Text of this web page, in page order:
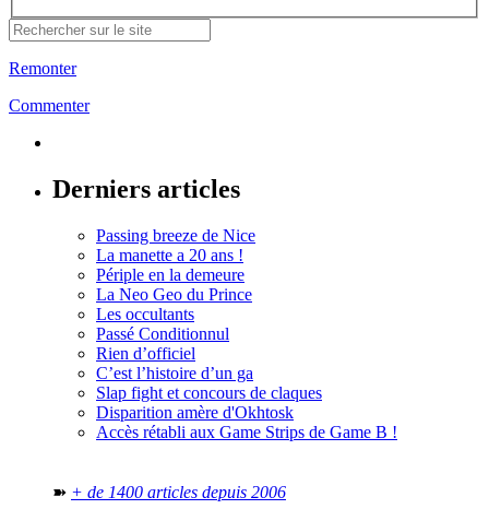
Remonter
Commenter
Derniers articles
Passing breeze de Nice
La manette a 20 ans !
Périple en la demeure
La Neo Geo du Prince
Les occultants
Passé Conditionnul
Rien d’officiel
C’est l’histoire d’un ga
Slap fight et concours de claques
Disparition amère d'Okhtosk
Accès rétabli aux Game Strips de Game B !
➽ + de 1400 articles depuis 2006